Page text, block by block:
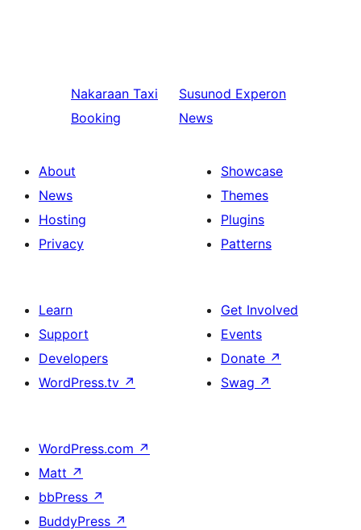
Nakaraan Taxi
Booking
Susunod Experon
News
About
News
Hosting
Privacy
Showcase
Themes
Plugins
Patterns
Learn
Support
Developers
WordPress.tv ↗
Get Involved
Events
Donate ↗
Swag ↗
WordPress.com ↗
Matt ↗
bbPress ↗
BuddyPress ↗